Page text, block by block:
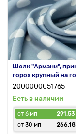
Шелк "Армани",
горох крупный на
2000000051765
Есть в наличии
от 6 мп
от 30 мп